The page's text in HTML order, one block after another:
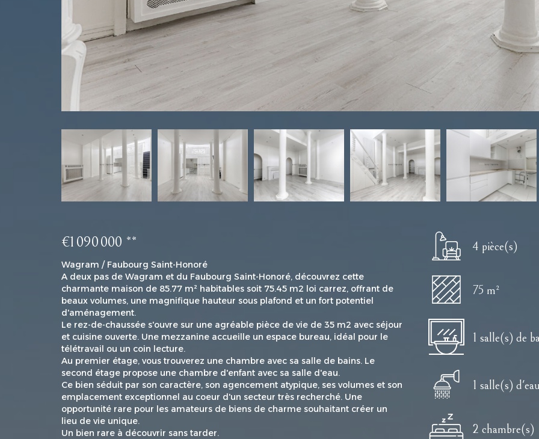
€1 090 000 **
Wagram / Faubourg Saint-Honoré
A deux pas de Wagram et du Faubourg Saint-Honoré, découvrez cette
charmante maison de 85.77 m² habitables soit 75.45 m2 loi carrez, offrant de
beaux volumes, une magnifique hauteur sous plafond et un fort potentiel
d'aménagement.
Le rez-de-chaussée s'ouvre sur une agréable pièce de vie de 35 m2 avec séjour
et cuisine ouverte. Une mezzanine accueille un espace bureau, idéal pour le
télétravail ou un coin lecture.
Au premier étage, vous trouverez une chambre avec sa salle de bains. Le
second étage propose une chambre d'enfant avec sa salle d'eau.
Ce bien séduit par son caractère, son agencement atypique, ses volumes et son
emplacement exceptionnel au coeur d'un secteur très recherché. Une
opportunité rare pour les amateurs de biens de charme souhaitant créer un
lieu de vie unique.
Un bien rare à découvrir sans tarder.
4 pièce(s)
75 m²
1 salle(s) de
1 salle(s)
2 chambre(s)